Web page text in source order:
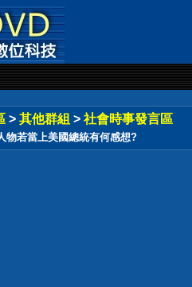
> 其他群組 > 社會時事發言區
物若當上美國總統有何感想?